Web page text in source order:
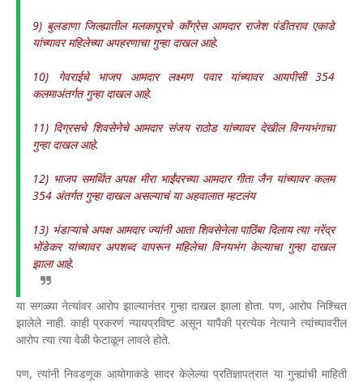
9) बुलडाणा जिल्ह्यातील मलकापूरचे काँग्रेस आमदार राजेश पंडीतराव एकाडे
यांच्यावर महिलेच्या अपहरणाचा गुन्हा दाखल आहे.
10) गेवराईचे भाजप आमदार लक्ष्मण पवार यांच्यावर आयपीसी 354
कलमाअंतर्गत गुन्हा दाखल आहे.
11) दिग्रसचे शिवसेनेचे आमदार संजय राठोड यांच्यावर देखील विनयभंगाचा
गुन्हा दाखल आहे.
12) भाजप समर्थित अपक्ष मीरा भाईंदरच्या आमदार गीता जैन यांच्यावर कलम
354 अंतर्गत गुन्हा दाखल असल्याचं या अहवालात म्हटलंय
13) भंडाऱ्याचे अपक्ष आमदार ज्यांनी आता शिवसेनेला पाठिंबा दिलाय त्या नरेंद्र
भोंडेकर यांच्यावर अपशब्द वापरून महिलेचा विनयभंग केल्याचा गुन्हा दाखल
झाला आहे.
या सगळ्या नेत्यांवर आरोप झाल्यानंतर गुन्हा दाखल झाला होता. पण, आरोप निश्चित
झालेले नाही. काही प्रकरणं न्यायप्रविष्ट असून यापैकी प्रत्येक नेत्याने त्यांच्यावरील
आरोप त्या त्या वेळी फेटाळून लावले होते.
पण, त्यांनी निवडणूक आयोगाकडे सादर केलेल्या प्रतिज्ञापत्रात या गुन्ह्यांची माहिती